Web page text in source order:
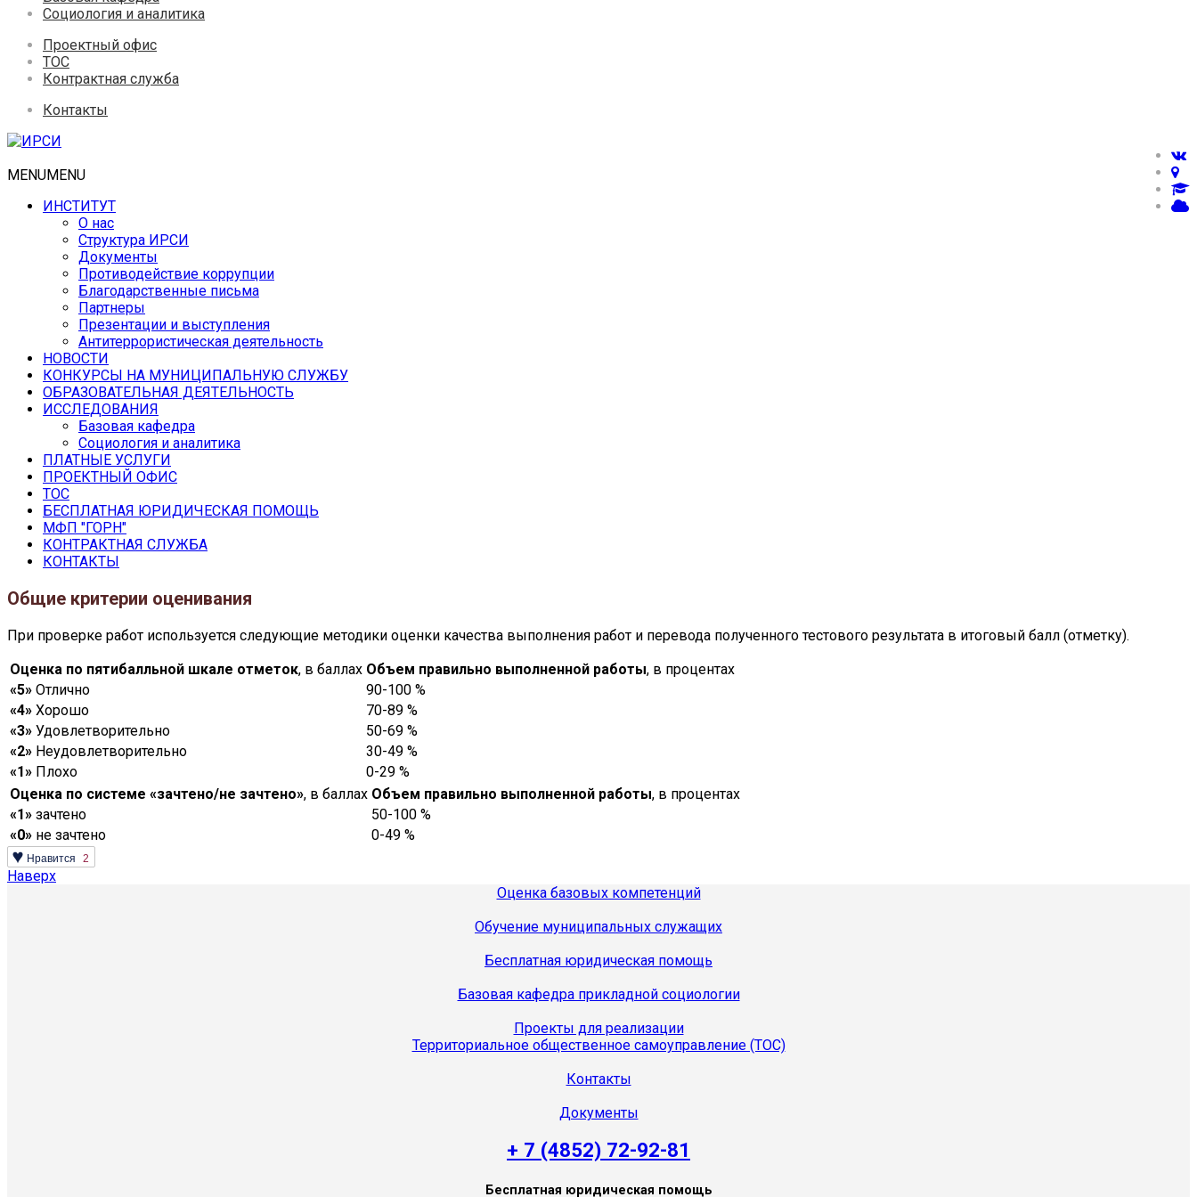
Социология и аналитика
Проектный офис
ТОС
Контрактная служба
Контакты
MENUMENU
ИНСТИТУТ
О нас
Структура ИРСИ
Документы
Противодействие коррупции
Благодарственные письма
Партнеры
Презентации и выступления
Антитеррористическая деятельность
НОВОСТИ
КОНКУРСЫ НА МУНИЦИПАЛЬНУЮ СЛУЖБУ
ОБРАЗОВАТЕЛЬНАЯ ДЕЯТЕЛЬНОСТЬ
ИССЛЕДОВАНИЯ
Базовая кафедра
Социология и аналитика
ПЛАТНЫЕ УСЛУГИ
ПРОЕКТНЫЙ ОФИС
ТОС
БЕСПЛАТНАЯ ЮРИДИЧЕСКАЯ ПОМОЩЬ
МФП "ГОРН"
КОНТРАКТНАЯ СЛУЖБА
КОНТАКТЫ
Общие критерии оценивания
При проверке работ используется следующие методики оценки качества выполнения работ и перевода полученного тестового результата в итоговый балл (отметку).
Оценка по пятибалльной шкале отметок, в баллах Объем правильно выполненной работы, в процентах
«5» Отлично
90-100 %
«4» Хорошо
70-89 %
«3» Удовлетворительно
50-69 %
«2» Неудовлетворительно
30-49 %
«1» Плохо
0-29 %
Оценка по системе «зачтено/не зачтено», в баллах Объем правильно выполненной работы, в процентах
«1» зачтено
50-100 %
«0» не зачтено 0-49 %
Нравится 2
Наверх
Оценка базовых компетенций
Обучение муниципальных служащих
Бесплатная юридическая помощь
Базовая кафедра прикладной социологии
Проекты для реализации
Территориальное общественное самоуправление (ТОС)
Контакты
Документы
+ 7 (4852) 72-92-81
Бесплатная юридическая помощь